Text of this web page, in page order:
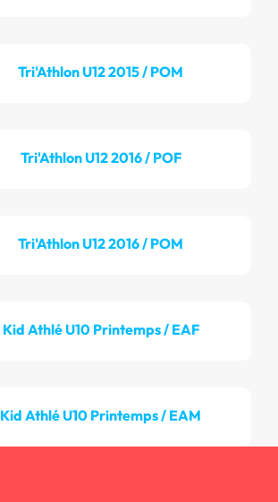
Tri'Athlon U12 2015 / POM
Tri'Athlon U12 2016 / POF
Tri'Athlon U12 2016 / POM
Kid Athlé U10 Printemps / EAF
Kid Athlé U10 Printemps / EAM